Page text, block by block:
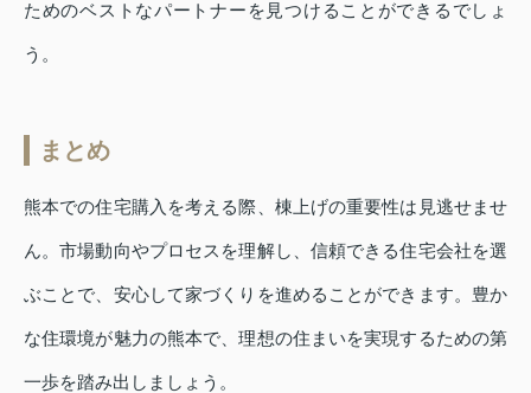
ためのベストなパートナーを見つけることができるでしょ
う。
まとめ
熊本での住宅購入を考える際、棟上げの重要性は見逃せませ
ん。市場動向やプロセスを理解し、信頼できる住宅会社を選
ぶことで、安心して家づくりを進めることができます。豊か
な住環境が魅力の熊本で、理想の住まいを実現するための第
一歩を踏み出しましょう。